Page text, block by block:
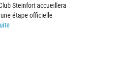
Steinfort accueillera
étape officielle